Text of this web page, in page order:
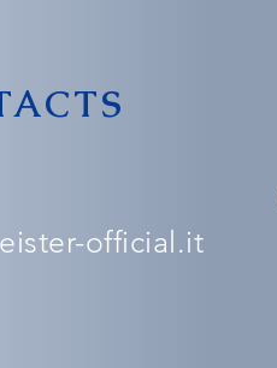
official.it